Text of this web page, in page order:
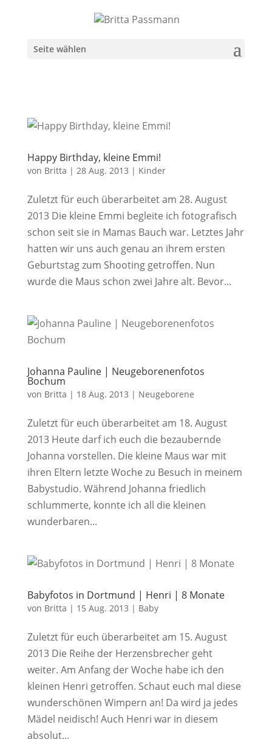
Seite wählen
Happy Birthday, kleine Emmi!
von Britta | 28 Aug. 2013 | Kinder
Zuletzt für euch überarbeitet am 28. August
2013 Die kleine Emmi begleite ich fotografisch
schon seit sie in Mamas Bauch war. Letztes Jahr
hatten wir uns auch genau an ihrem ersten
Geburtstag zum Shooting getroffen. Nun
wurde die Maus schon zwei Jahre alt. Bevor...
Johanna Pauline | Neugeborenenfotos
Bochum
von Britta | 18 Aug. 2013 | Neugeborene
Zuletzt für euch überarbeitet am 18. August
2013 Heute darf ich euch die bezaubernde
Johanna vorstellen. Die kleine Maus war mit
ihren Eltern letzte Woche zu Besuch in meinem
Babystudio. Während Johanna friedlich
schlummerte, konnte ich all die kleinen
wunderbaren...
Babyfotos in Dortmund | Henri | 8 Monate
von Britta | 15 Aug. 2013 | Baby
Zuletzt für euch überarbeitet am 15. August
2013 Die Reihe der Herzensbrecher geht
weiter. Am Anfang der Woche habe ich den
kleinen Henri getroffen. Schaut euch mal diese
wunderschönen Wimpern an! Da wird ja jedes
Mädel neidisch! Auch Henri war in diesem
absolut...